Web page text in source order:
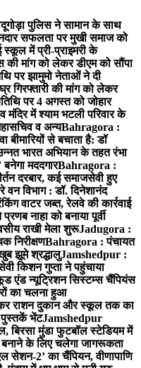
पुलिस ने सामान के साथ
सफलता पर मुखी समाज को
स्कूल में प्री-प्राइमरी के
मांग को लेकर डीएम को सौंपा
पर झामुमो नेताओं ने दी
गिरफ्तारी की मांग को लेकर
पर 4 अगस्त को जोहार
मंदिर में श्याम भटली परिवार के
व अन्यBahragora :
से बचाता है: डॉ
भारत अभियान के तहत रंभा
मददगारBahragora :
दरबार, कई समाजसेवी हुए
वन विभाग : डॉ. दिनेशानंद
वाटर जब्त, रेलवे की कार्रवाई
नाहा को बनाया पूर्वी
राखी मेला शुरूJadugora :
निरीक्षणBahragora : पंचायत
झूमे श्रद्धालुJamshedpur :
किशन गुप्ता ने पहुंचाया
एंड न्यूट्रिशन सिस्टम्स चैंपियंस
का चलना हुआ
राशन दुकान और स्कूल तक का
पुस्तकें भेंटJamshedpur
बिरसा मुंडा फुटबॉल स्टेडियम में
बनाने के लिए चलेगा जागरूकता
सेशन-2’ का चैंपियन, वीणापाणि